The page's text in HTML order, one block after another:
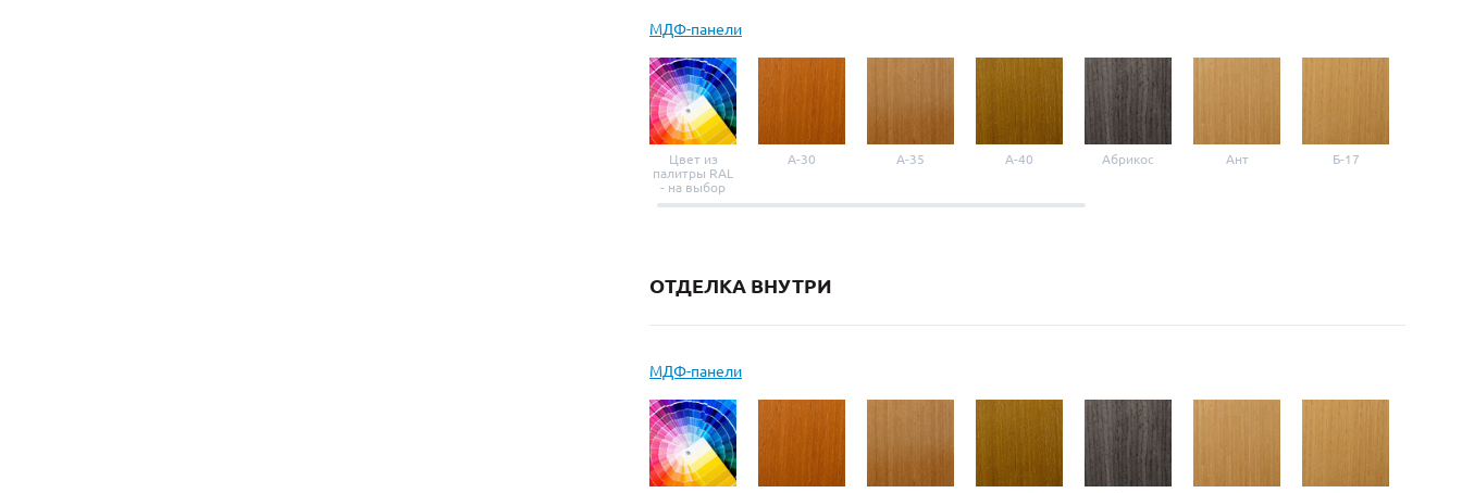
МДФ-панели
Цвет из
палитры RAL
- на выбор
A-30 A-35 A-40 Абрикос Ант Б-17
ОТДЕЛКА ВНУТРИ
МДФ-панели